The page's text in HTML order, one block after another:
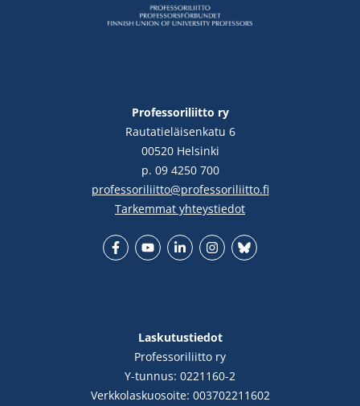
Professoriliitto ry
Rautatieläisenkatu 6
00520 Helsinki
p. 09 4250 700
professoriliitto@professoriliitto.fi
Tarkemmat yhteystiedot
Laskutustiedot
Professoriliitto ry
Y-tunnus: 0221160-2
Verkkolaskuosoite: 003702211602